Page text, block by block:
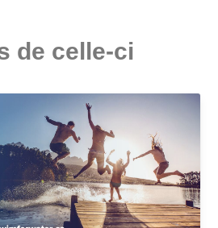
de celle-ci